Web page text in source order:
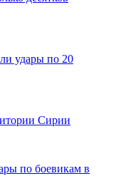
удары по 20
Сирии
по боевикам в